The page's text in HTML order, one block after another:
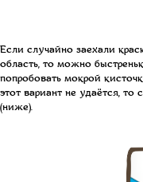
Если случайно заехали
область, то можно
попробовать мокрой
этот вариант не удаётся,
(ниже).